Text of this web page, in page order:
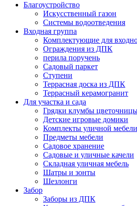
Благоустройство
Искусственный газон
Системы водоотведения
Входная группа
Комплектующие для
Ограждения из ДПК
перила поручень
Садовый паркет
Ступени
Террасная доска из ДПК
Террасный керамогранит
Для участка и сада
Грядки клумбы
Детские игровые домики
Комплекты уличной мебели
Предметы мебели
Садовое хранение
Садовые и уличные качели
Складная уличная мебель
Шатры и зонты
Шезлонги
Забор
Заборы из ДПК